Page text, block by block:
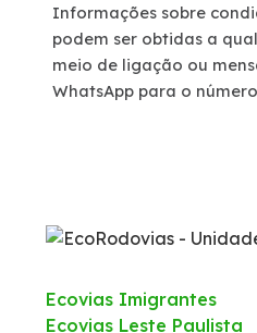
RDT – Recurso de
Compromisso de
Dúvidas
Informações sobre
podem ser obtidas a
meio de ligação ou
WhatsApp para o
Ecovias Imigrantes
Ecovias Leste Paulista